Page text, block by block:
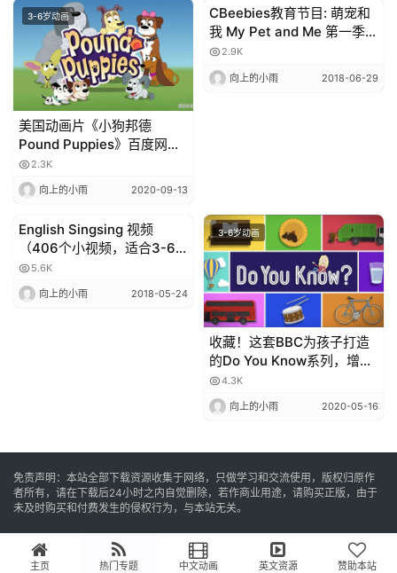
3-6岁动画
美国动画片《小狗邦德
Pound Puppies》百度网盘
全2季39集 国语版39集+英
语版39集
2.3K
向上的小雨 2020-09-13
3-6岁动画
CBeebies教育节目: 萌宠和
我 My Pet and Me 第一季全
26集 高清720P 带字幕
2.9K
向上的小雨 2018-06-29
3-6岁动画
English Singsing 视频
（406个小视频，适合3-6
岁）英文发音 英文字幕 百度
网盘下载
5.6K
向上的小雨 2018-05-24
3-6岁动画
收藏！这套BBC为孩子打造
的Do You Know系列，增加
学生的知识面，了解大千世
界的原理
4.3K
向上的小雨 2020-05-16
免责声明：本站全部下载资源收集于网络，只做学习和交流使用，版权归原作
者所有，请在下载后24小时之内自觉删除，若作商业用途，请购买正版，由于
未及时购买和付费发生的侵权行为，与本站无关。
主页 热门专题 中文动画 英文资源 赞助本站